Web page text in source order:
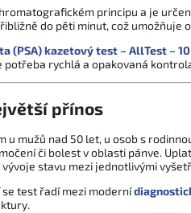
principu a je
do pěti minut, což
(PSA) kazetový test – AllTest –
rychlá a opakovaná
přínos
u mužů nad 50 let, u osob s
či bolest v oblasti pánve.
stavu mezi jednotlivými
test řadí mezi moderní